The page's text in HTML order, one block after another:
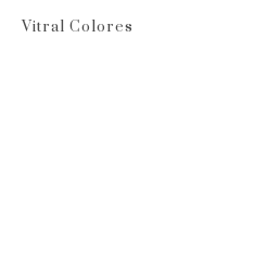
Vitral Colores